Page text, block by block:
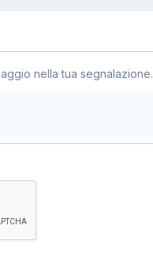
nella tua segnalazione.